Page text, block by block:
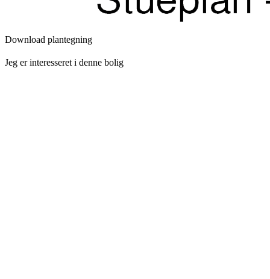
Download plantegning
Jeg er interesseret i denne bolig